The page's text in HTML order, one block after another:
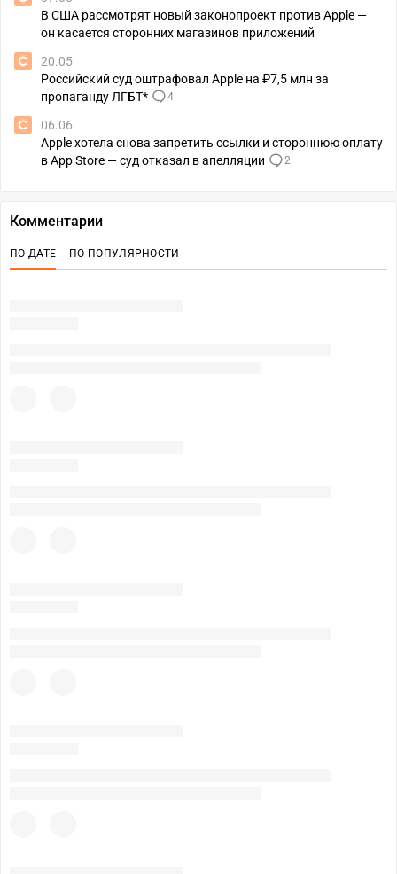
В США рассмотрят новый законопроект против Apple —
он касается сторонних магазинов приложений
20.05
Российский суд оштрафовал Apple на ₽7,5 млн за
пропаганду ЛГБТ*
4
06.06
Apple хотела снова запретить ссылки и стороннюю оплату
в App Store — суд отказал в апелляции
2
Комментарии
ПО ДАТЕ ПО ПОПУЛЯРНОСТИ